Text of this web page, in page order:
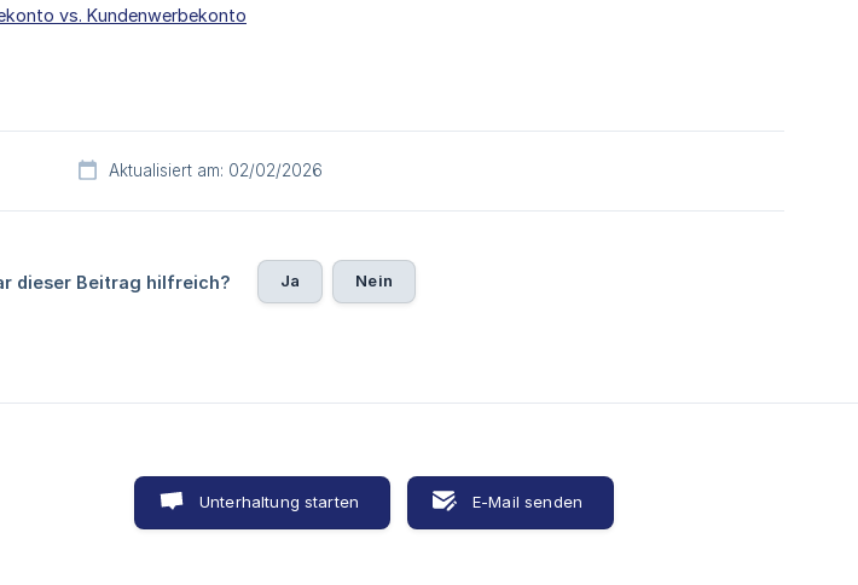
vs. Kundenwerbekonto
Aktualisiert am: 02/02/2026
dieser Beitrag hilfreich? Ja Nein
Unterhaltung starten E-Mail senden